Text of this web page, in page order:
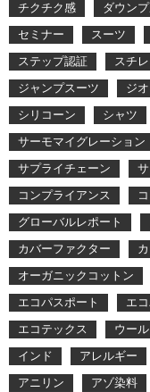
チクチク感 ダウン
セミナー
スーツ
ステップ認証
スチ
ジャンプスーツ
ジ
シリコーン
シャツ
サーモマイグレーション
サプライチェーン
コンプライアンス
グローバルレポート
カバーファクター
オーガニックコットン
エコパスポート
エ
エコテックス
ウール
インド
アレルギー
アニリン
アゾ染料